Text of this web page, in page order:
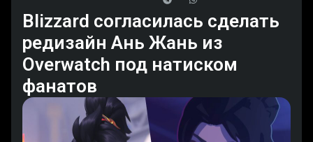
Blizzard согласилась сделать
редизайн Ань Жань из
Overwatch под натиском
фанатов